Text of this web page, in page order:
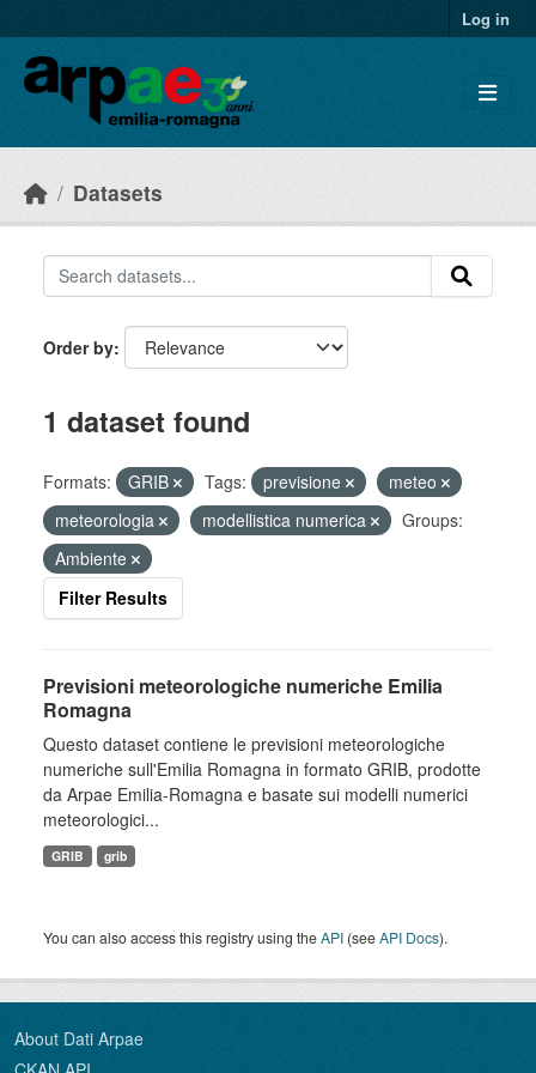
Log in
Datasets
Order by
1 dataset found
Formats: GRIB Tags: previsione
meteo
meteorologia
modellistica numerica
Groups:
Ambiente
Filter Results
Previsioni meteorologiche numeriche Emilia
Romagna
Questo dataset contiene le previsioni meteorologiche
numeriche sull'Emilia Romagna in formato GRIB, prodotte
da Arpae Emilia-Romagna e basate sui modelli numerici
meteorologici...
GRIB grib
You can also access this registry using theAPI (seeAPI Docs).
About Dati Arpae